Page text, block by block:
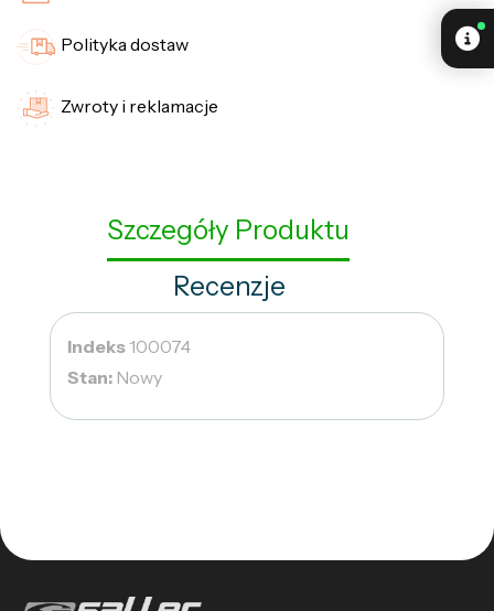
Polityka dostaw
Zwroty i reklamacje
Szczegóły Produktu
Recenzje
Indeks100074
Stan: Nowy